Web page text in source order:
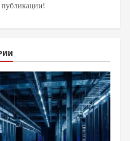
публикации!